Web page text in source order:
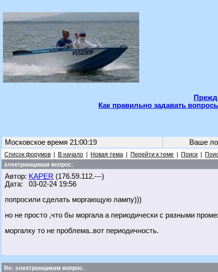
Как правильно задавать
Московское время 21:00:19 Ваше
Список форумов В начало Новая тема Перейти к теме Поиск
электронщикам вопрос.
Автор: KAPER (176.59.112.---)
Дата: 03-02-24 19:56
попросили сделать моргающую лампу)))
но не просто ,что бы моргала а периодически с разными
моргалку то не проблема..вот периодичность.
Re: электронщикам вопрос.